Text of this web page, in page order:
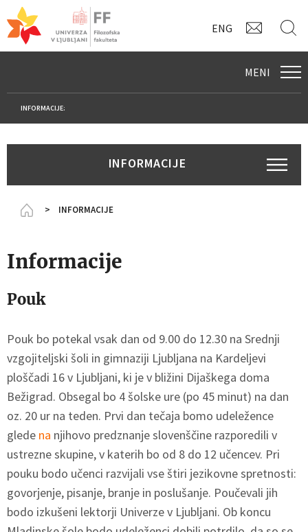
ENG
MENI
INFORMACIJE:
INFORMACIJE
HomepageINFORMACIJE
Informacije
Pouk
Pouk bo potekal vsak dan od 9.00 do 12.30 na Srednji
vzgojiteljski šoli in gimnaziji Ljubljana na Kardeljevi
ploščadi 16 v Ljubljani, ki je v bližini Dijaškega doma
Bežigrad. Obsegal bo 4 šolske ure (po 45 minut) na dan
oz. 20 ur na teden. Prvi dan tečaja bomo udeležence
glede na njihovo predznanje slovenščine razporedili v
ustrezne skupine, v katerih bo od 8 do 12 učencev. Pri
pouku bodo učenci razvijali vse štiri jezikovne spretnosti:
govorjenje, pisanje, branje in poslušanje. Poučevali jih
bodo izkušeni lektorji Univerze v Ljubljani. Ob koncu